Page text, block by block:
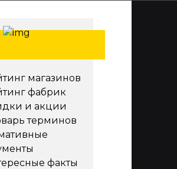
магазинов
фабрик
и акции
терминов
факты